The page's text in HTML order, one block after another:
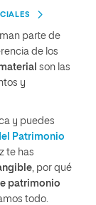
parte de
de los
son las
y
y puedes
Patrimonio
te has
, por qué
patrimonio
todo.